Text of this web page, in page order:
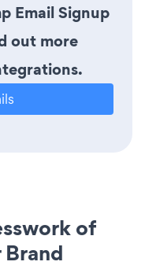
Email Signup
out more
of